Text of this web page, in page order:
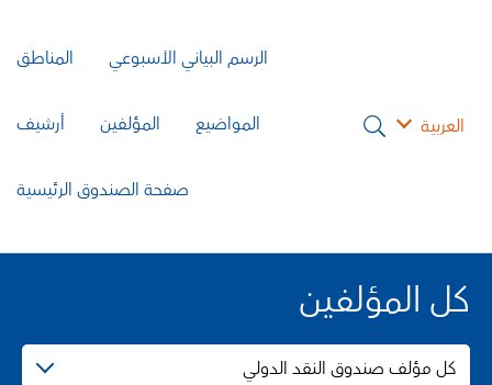
العربية
الرسم البياني الأسبوعي المناطق
المواضيع المؤلفين أرشيف
صفحة الصندوق الرئيسية
كل المؤلفين
كل مؤلف صندوق النقد الدولي